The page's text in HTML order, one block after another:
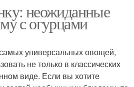
неожиданные
с огурцами
универсальных овощей,
не только в классических
виде. Если вы хотите